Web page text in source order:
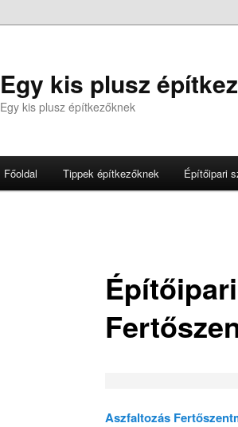
Egy kis plusz
Egy kis plusz építkezőknek
Főoldal Tippek építkezőknek Építőipari
Aszfaltozás